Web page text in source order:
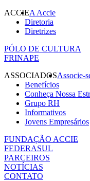
ACCIEA Accie
Diretoria
Diretrizes
PÓLO DE CULTURA
FRINAPE
ASSOCIADOSAssocie-
Benefícios
Conheça Nossa
Grupo RH
Informativos
Jovens Empresários
FUNDAÇÃO ACCIE
FEDERASUL
PARCEIROS
NOTÍCIAS
CONTATO